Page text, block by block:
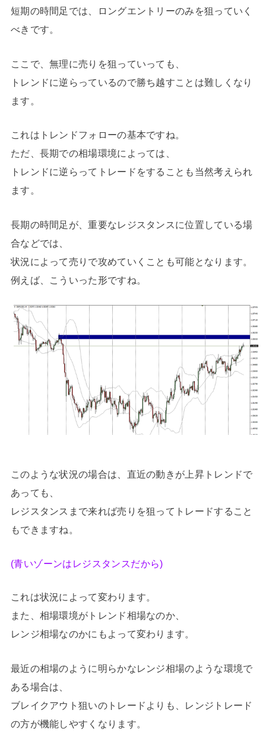
短期の時間足では、ロングエントリーのみを狙っていく
べきです。
ここで、無理に売りを狙っていっても、
トレンドに逆らっているので勝ち越すことは難しくなり
ます。
これはトレンドフォローの基本ですね。
ただ、長期での相場環境によっては、
トレンドに逆らってトレードをすることも当然考えられ
ます。
長期の時間足が、重要なレジスタンスに位置している場
合などでは、
状況によって売りで攻めていくことも可能となります。
例えば、こういった形ですね。
このような状況の場合は、直近の動きが上昇トレンドで
あっても、
レジスタンスまで来れば売りを狙ってトレードすること
もできますね。
(青いゾーンはレジスタンスだから)
これは状況によって変わります。
また、相場環境がトレンド相場なのか、
レンジ相場なのかにもよって変わります。
最近の相場のように明らかなレンジ相場のような環境で
ある場合は、
ブレイクアウト狙いのトレードよりも、レンジトレード
の方が機能しやすくなります。